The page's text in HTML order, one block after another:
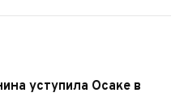
уступила Осаке в